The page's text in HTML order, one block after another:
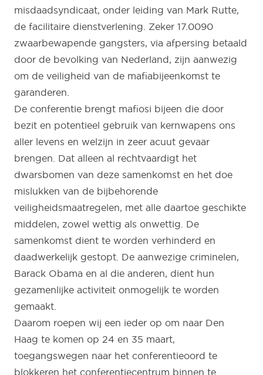
misdaadsyndicaat, onder leiding van Mark Rutte,
de facilitaire dienstverlening. Zeker 17.0090
zwaarbewapende gangsters, via afpersing betaald
door de bevolking van Nederland, zijn aanwezig
om de veiligheid van de mafiabijeenkomst te
garanderen.
De conferentie brengt mafiosi bijeen die door
bezit en potentieel gebruik van kernwapens ons
aller levens en welzijn in zeer acuut gevaar
brengen. Dat alleen al rechtvaardigt het
dwarsbomen van deze samenkomst en het doe
mislukken van de bijbehorende
veiligheidsmaatregelen, met alle daartoe geschikte
middelen, zowel wettig als onwettig. De
samenkomst dient te worden verhinderd en
daadwerkelijk gestopt. De aanwezige criminelen,
Barack Obama en al die anderen, dient hun
gezamenlijke activiteit onmogelijk te worden
gemaakt.
Daarom roepen wij een ieder op om naar Den
Haag te komen op 24 en 35 maart,
toegangswegen naar het conferentieoord te
blokkeren het conferentiecentrum binnen te